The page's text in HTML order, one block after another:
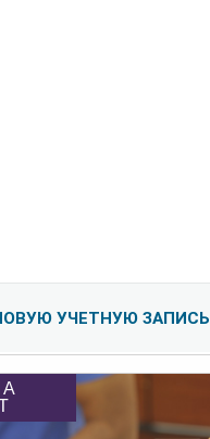
УЧЕТНУЮ ЗАПИСЬ